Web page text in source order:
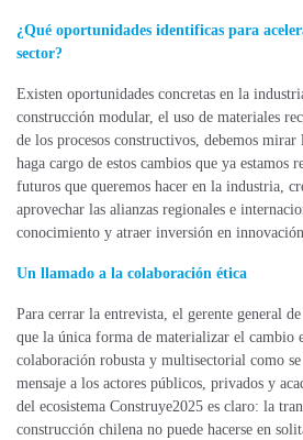
¿Qué oportunidades identificas para
sector?
Existen oportunidades concretas en la
construcción modular, el uso de materiales
de los procesos constructivos, debemos mirar
haga cargo de estos cambios que ya estamos
futuros que queremos hacer en la industria,
aprovechar las alianzas regionales e
conocimiento y atraer inversión en
Un llamado a la colaboración ética
Para cerrar la entrevista, el gerente general
que la única forma de materializar el cambio
colaboración robusta y multisectorial como
mensaje a los actores públicos, privados y
del ecosistema Construye2025 es claro: la
construcción chilena no puede hacerse en